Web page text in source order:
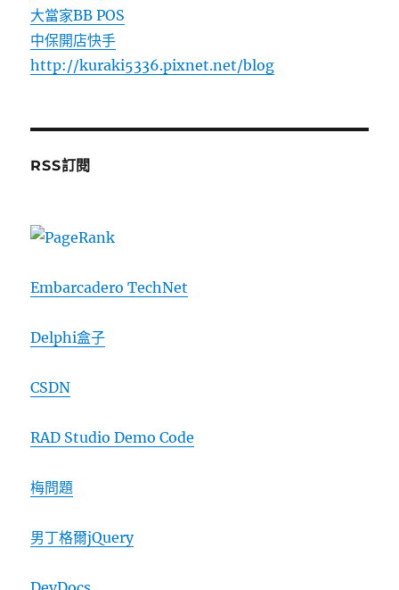
大當家BB POS
中保開店快手
http://kuraki5336.pixnet.net/blog
RSS訂閱
Embarcadero TechNet
Delphi盒子
CSDN
RAD Studio Demo Code
梅問題
男丁格爾jQuery